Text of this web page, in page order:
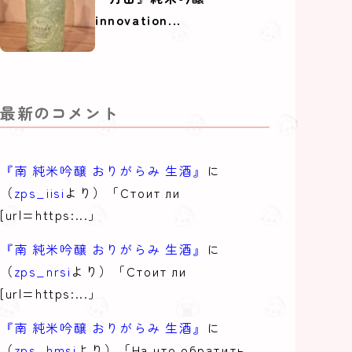
innovation...
最新のコメント
『南 純米吟醸 おりがらみ 生酒』 に
（zps_iisi より）「Стоит ли
[url=https:...」
『南 純米吟醸 おりがらみ 生酒』 に
（zps_nrsi より）「Стоит ли
[url=https:...」
『南 純米吟醸 おりがらみ 生酒』 に